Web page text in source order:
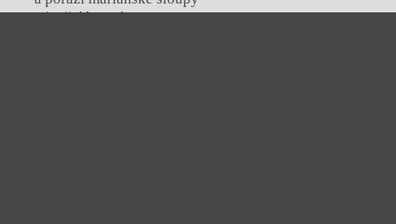
a jenž dá popást se